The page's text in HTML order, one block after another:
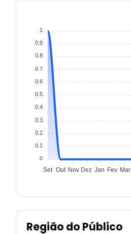
1
0.9
0.8
0.7
0.6
0.5
0.4
0.3
0.2
0.1
0
Set Out Nov Dez Jan Fev Mar
Região do Público